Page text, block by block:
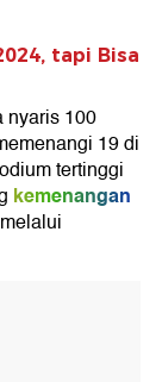
tapi Bisa
nyaris 100
19 di
tertinggi
kemenangan